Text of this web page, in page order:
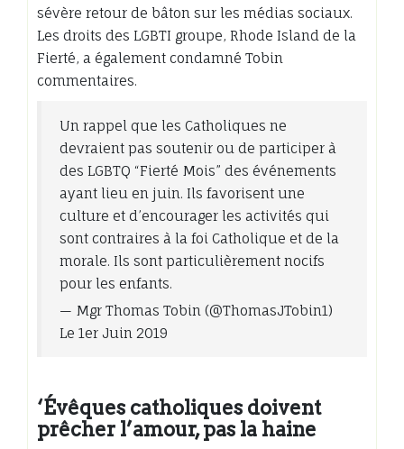
sévère retour de bâton sur les médias sociaux.
Les droits des LGBTI groupe, Rhode Island de la
Fierté, a également condamné Tobin
commentaires.
Un rappel que les Catholiques ne
devraient pas soutenir ou de participer à
des LGBTQ “Fierté Mois” des événements
ayant lieu en juin. Ils favorisent une
culture et d’encourager les activités qui
sont contraires à la foi Catholique et de la
morale. Ils sont particulièrement nocifs
pour les enfants.
— Mgr Thomas Tobin (@ThomasJTobin1)
Le 1er Juin 2019
‘Évêques catholiques doivent
prêcher l’amour, pas la haine